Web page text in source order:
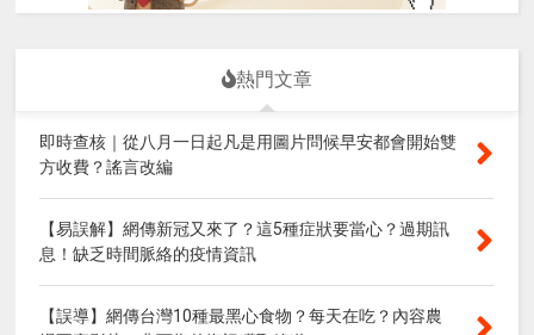
熱門文章
即時查核｜從八月一日起凡是用圖片問候早安都會開始雙
方收費？謠言改編
【易誤解】網傳新冠又來了？這5種症狀要當心？過期訊
息！缺乏時間脈絡的疫情資訊
【誤導】網傳台灣10種最黑心食物？每天在吃？內容農